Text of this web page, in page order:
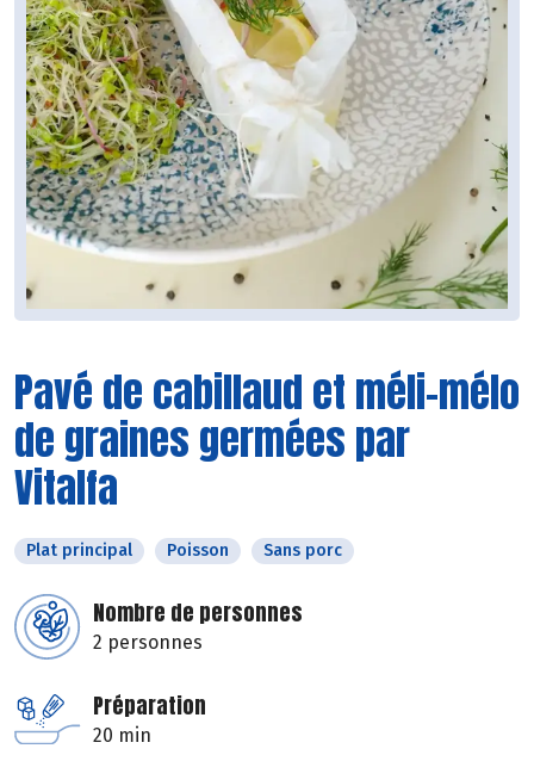
Pavé de cabillaud et méli-mélo
de graines germées par
Vitalfa
Plat principal Poisson Sans porc
Nombre de personnes
2 personnes
Préparation
20 min